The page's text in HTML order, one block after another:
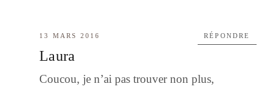
13 MARS 2016
Laura
Coucou, je n’ai pas trouver non plus,
RÉPONDRE